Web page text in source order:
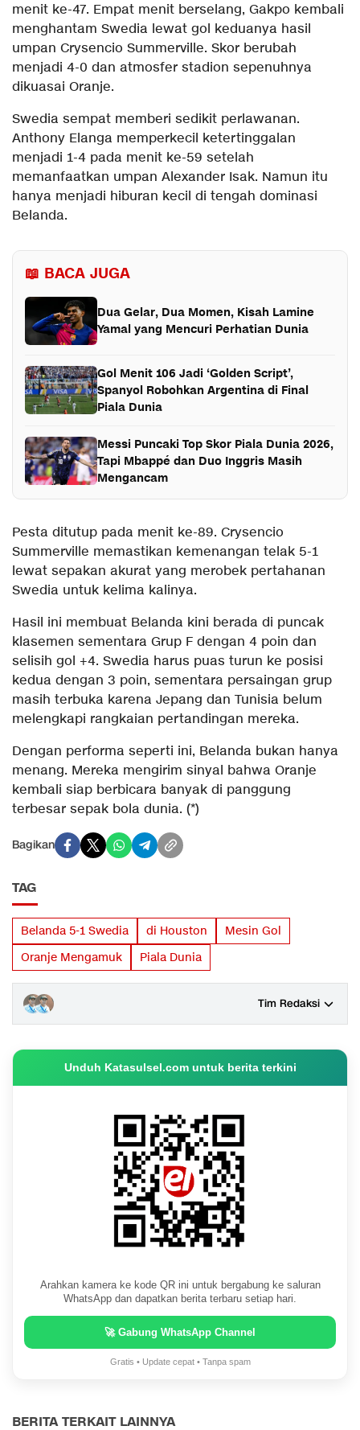
menit ke-47. Empat menit berselang, Gakpo kembali
menghantam Swedia lewat gol keduanya hasil
umpan Crysencio Summerville. Skor berubah
menjadi 4-0 dan atmosfer stadion sepenuhnya
dikuasai Oranje.
Swedia sempat memberi sedikit perlawanan.
Anthony Elanga memperkecil ketertinggalan
menjadi 1-4 pada menit ke-59 setelah
memanfaatkan umpan Alexander Isak. Namun itu
hanya menjadi hiburan kecil di tengah dominasi
Belanda.
📖 BACA JUGA
Dua Gelar, Dua Momen, Kisah Lamine
Yamal yang Mencuri Perhatian Dunia
Gol Menit 106 Jadi ‘Golden Script’,
Spanyol Robohkan Argentina di Final
Piala Dunia
Messi Puncaki Top Skor Piala Dunia 2026,
Tapi Mbappé dan Duo Inggris Masih
Mengancam
Pesta ditutup pada menit ke-89. Crysencio
Summerville memastikan kemenangan telak 5-1
lewat sepakan akurat yang merobek pertahanan
Swedia untuk kelima kalinya.
Hasil ini membuat Belanda kini berada di puncak
klasemen sementara Grup F dengan 4 poin dan
selisih gol +4. Swedia harus puas turun ke posisi
kedua dengan 3 poin, sementara persaingan grup
masih terbuka karena Jepang dan Tunisia belum
melengkapi rangkaian pertandingan mereka.
Dengan performa seperti ini, Belanda bukan hanya
menang. Mereka mengirim sinyal bahwa Oranje
kembali siap berbicara banyak di panggung
terbesar sepak bola dunia. (*)
Bagikan
TAG
Belanda 5-1 Swedia di Houston
Mesin Gol
Oranje Mengamuk
Piala Dunia
Tim Redaksi
Unduh Katasulsel.com untuk berita terkini
Arahkan kamera ke kode QR ini untuk bergabung ke saluran
WhatsApp dan dapatkan berita terbaru setiap hari.
🚀 Gabung WhatsApp Channel
Gratis • Update cepat • Tanpa spam
BERITA TERKAIT LAINNYA